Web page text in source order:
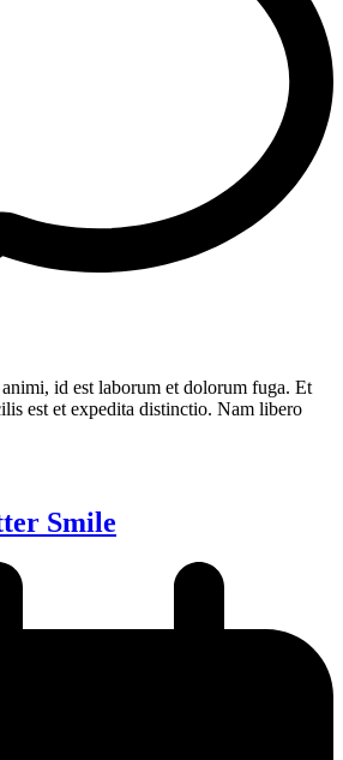
id est laborum et dolorum fuga. Et
est et expedita distinctio. Nam libero
Smile